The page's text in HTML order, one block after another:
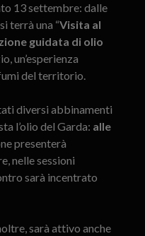
13 settembre: dalle
terrà una “Visita al
guidata di olio
un’esperienza
del territorio.
diversi abbinamenti
l’olio del Garda: alle
presenterà
nelle sessioni
sarà incentrato
sarà attivo anche